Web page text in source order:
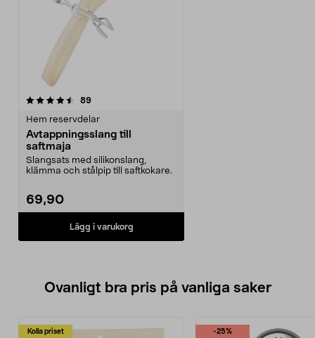
89recensioner
Hem reservdelar
Avtappningsslang till
saftmaja
Slangsats med silikonslang,
klämma och stålpip till saftkokare.
69,90
Lägg i varukorg
Ovanligt bra pris på vanliga saker
Kolla priset -25%